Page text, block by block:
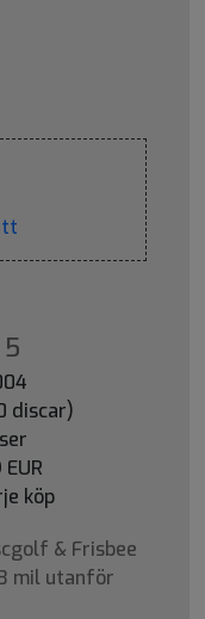
discar)
köp
& Frisbee
mil utanför